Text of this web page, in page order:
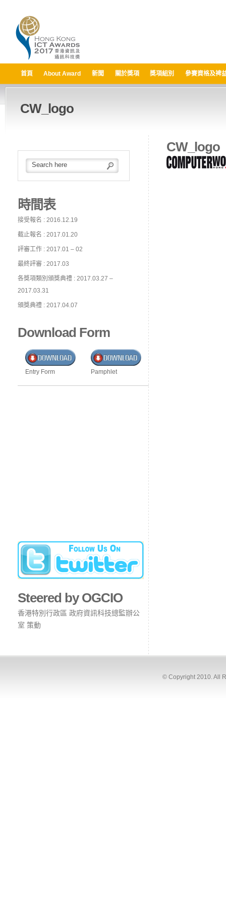
首頁 About Award 新聞 關於獎項 獎項組別 參賽資格及裨
CW_logo
時間表
接受報名 : 2016.12.19
截止報名 : 2017.01.20
評審工作 : 2017.01 – 02
最終評審 : 2017.03
各獎項類別頒獎典禮 : 2017.03.27 –
2017.03.31
頒獎典禮 : 2017.04.07
Download Form
Entry Form Pamphlet
Steered by OGCIO
香港特別行政區 政府資訊科技總監辦公
室 策動
CW_logo
© Copyright 2010. All